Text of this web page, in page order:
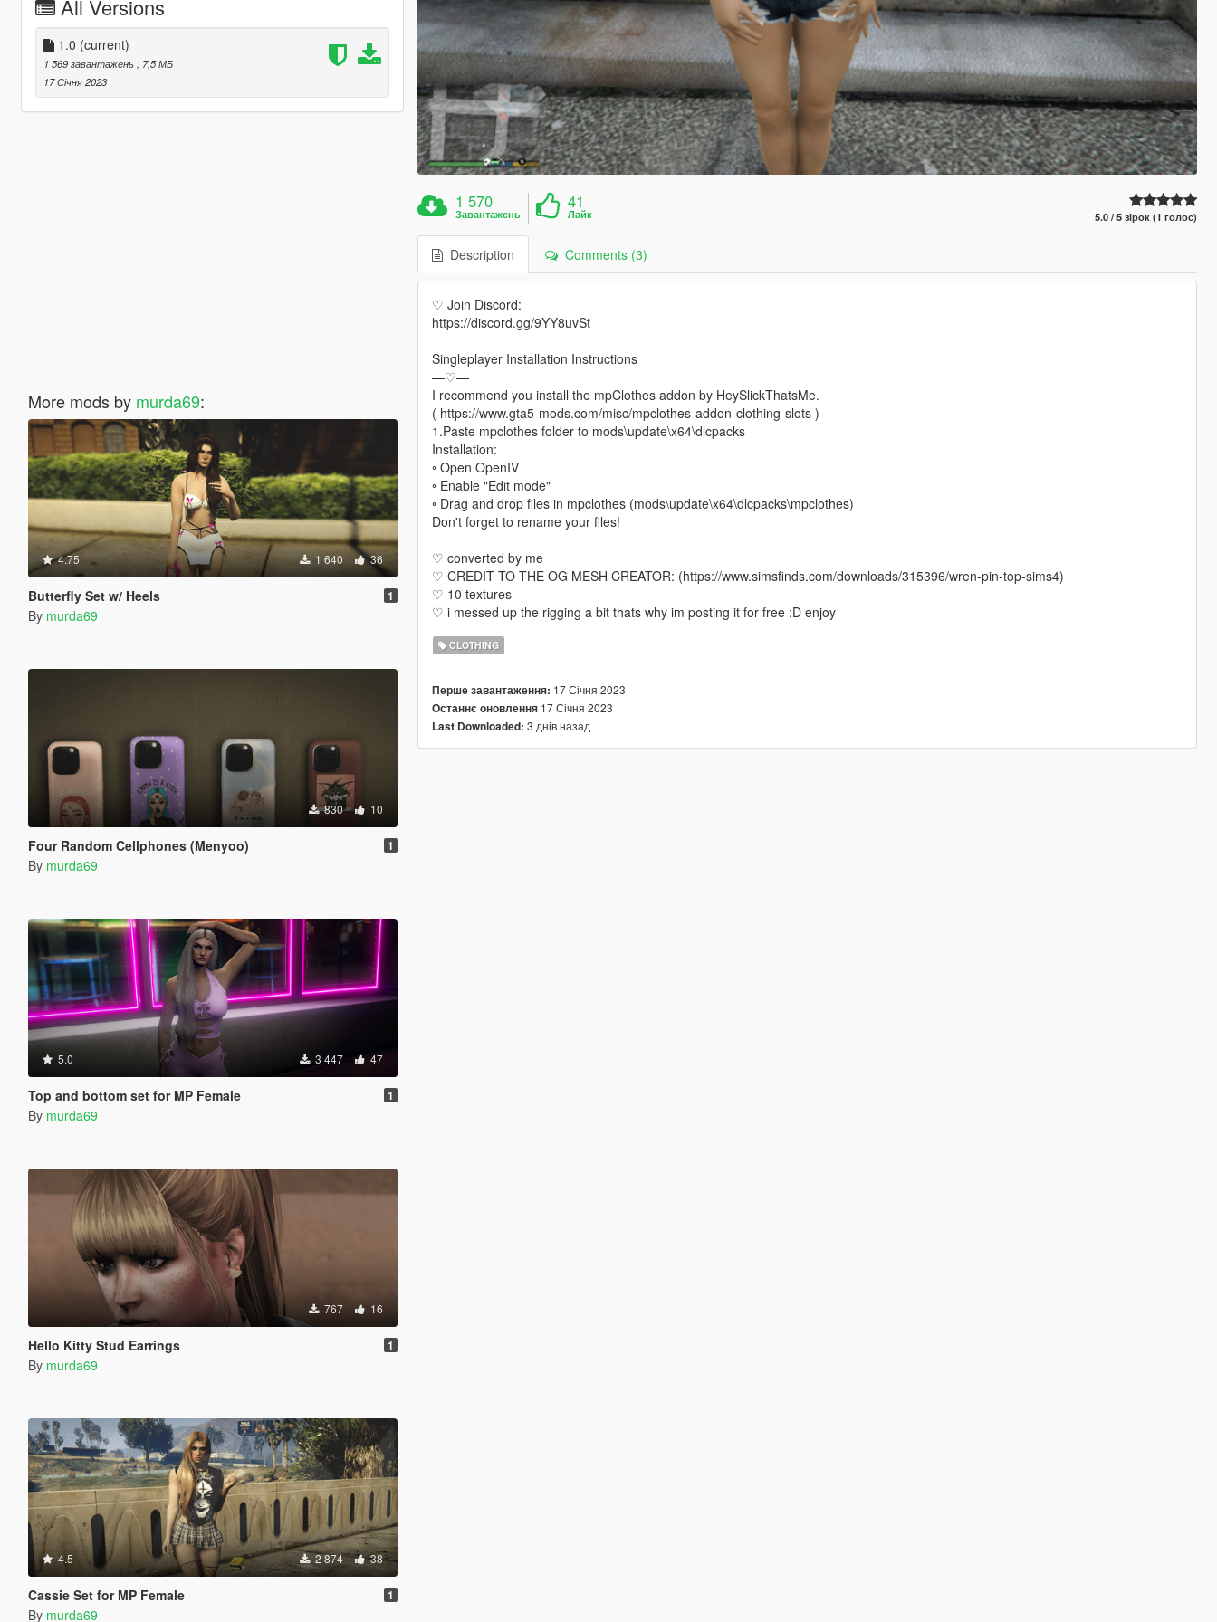
All Versions
1.0 (current)
1 569 завантажень
, 7,5 МБ
17 Січня 2023
More mods by murda69:
4.75 1 640 36
Butterfly Set w/ Heels 1
By murda69
830 10
Four Random Cellphones (Menyoo) 1
By murda69
5.0 3 447 47
Top and bottom set for MP Female 1
By murda69
767 16
Hello Kitty Stud Earrings 1
By murda69
4.5 2 874 38
Cassie Set for MP Female 1
By murda69
1 570
Завантажень
41
Лайк 5.0 / 5 зірок (1 голос)
Description Comments (3)
♡ Join Discord:
https://discord.gg/9YY8uvSt
Singleplayer Installation Instructions
—♡—
I recommend you install the mpClothes addon by HeySlickThatsMe.
( https://www.gta5-mods.com/misc/mpclothes-addon-clothing-slots )
1.Paste mpclothes folder to mods\update\x64\dlcpacks
Installation:
◦ Open OpenIV
◦ Enable "Edit mode"
◦ Drag and drop files in mpclothes (mods\update\x64\dlcpacks\mpclothes)
Don't forget to rename your files!
♡ converted by me
♡ CREDIT TO THE OG MESH CREATOR: (https://www.simsfinds.com/downloads/315396/wren-pin-top-sims4)
♡ 10 textures
♡ i messed up the rigging a bit thats why im posting it for free :D enjoy
CLOTHING
Перше завантаження: 17 Січня 2023
Останнє оновлення17 Січня 2023
Last Downloaded: 3 днів назад